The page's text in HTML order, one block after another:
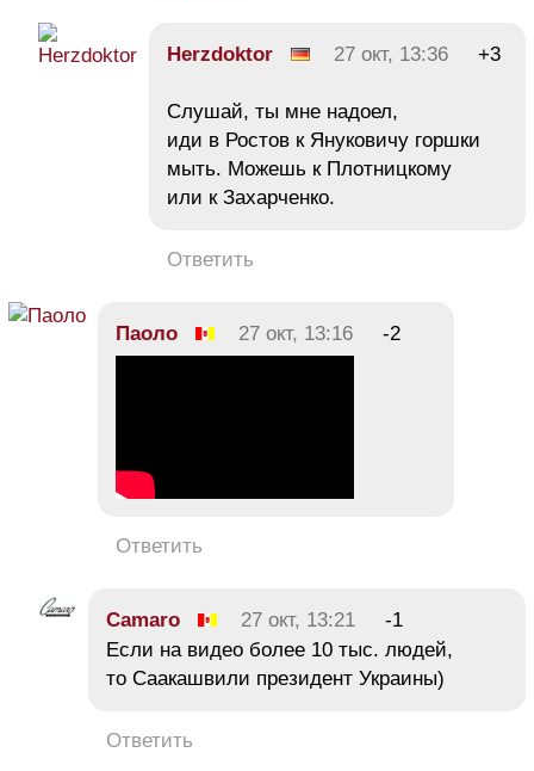
Herzdoktor 27 окт, 13:36 +3
Слушай, ты мне надоел,
иди в Ростов к Януковичу горшки
мыть. Можешь к Плотницкому
или к Захарченко.
Ответить
Паоло 27 окт, 13:16 -2
Ответить
Camaro 27 окт, 13:21
-1
Если на видео более 10 тыс. людей,
то Саакашвили президент Украины)
Ответить